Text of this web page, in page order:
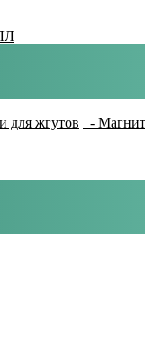
для жгутов -